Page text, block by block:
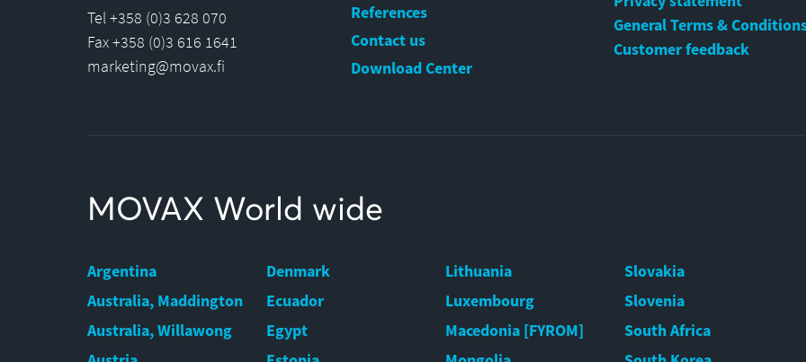
Tel +358 (0)3 628 070
Fax +358 (0)3 616 1641
marketing@movax.fi
References
Contact us
Download Center
General Terms &
Customer feedback
MOVAX World wide
Argentina
Australia, Maddington
Australia, Willawong
Denmark
Ecuador
Egypt
Lithuania
Luxembourg
Macedonia [FYROM]
Slovakia
Slovenia
South Africa